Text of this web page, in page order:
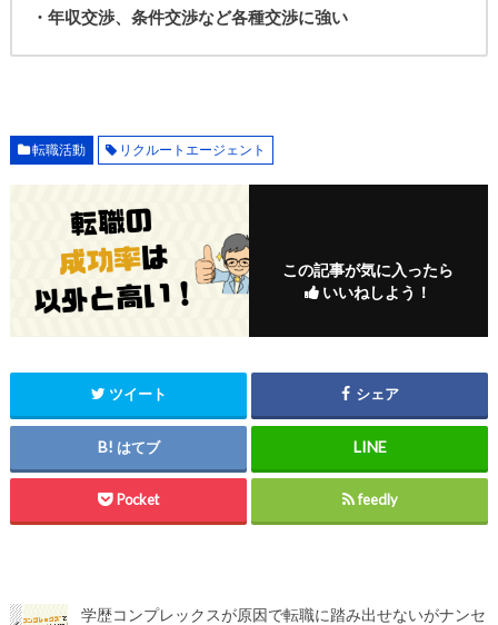
・年収交渉、条件交渉など各種交渉に強い
転職活動 リクルートエージェント
この記事が気に入ったら
いいねしよう！
ツイート シェア
はてブ
Pocket feedly
学歴コンプレックスが原因で転職に踏み出せないがナンセ